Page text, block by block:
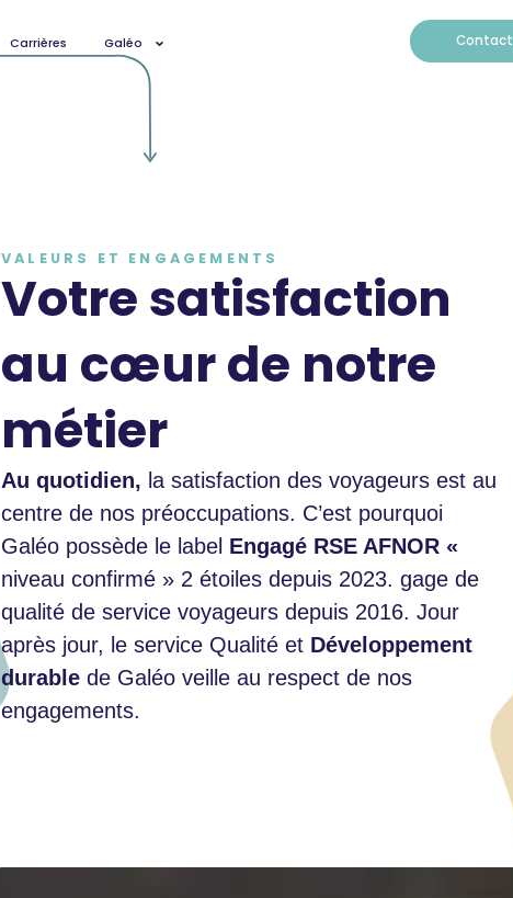
Carrières Galéo Contact
VALEURS ET ENGAGEMENTS
Votresatisfaction
au cœur de notre
métier
Au quotidien, la satisfaction des voyageurs est au
centre de nos préoccupations. C’est pourquoi
Galéo possède le label Engagé RSE AFNOR «
niveau confirmé » 2 étoiles depuis 2023. gage de
qualité de service voyageurs depuis 2016. Jour
après jour, le service Qualité et Développement
durable de Galéo veille au respect de nos
engagements.